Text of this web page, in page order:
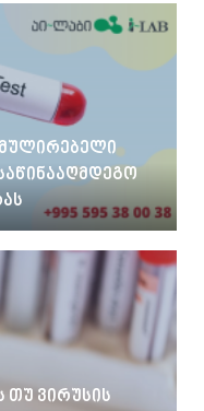
თუ ვირუსის